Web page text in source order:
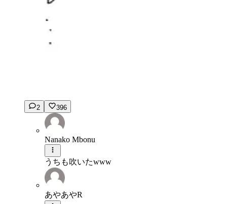
2 396
Nanako Mbonu
うちも吹いたwww
あやあやR